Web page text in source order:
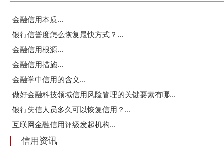
金融信用本质...
银行信誉度怎么恢复最快方式？...
金融信用根源...
金融信用措施...
金融学中信用的含义...
做好金融科技领域信用风险管理的关键要素有哪...
银行失信人员多久可以恢复信用？...
互联网金融信用评级发起机构...
信用资讯